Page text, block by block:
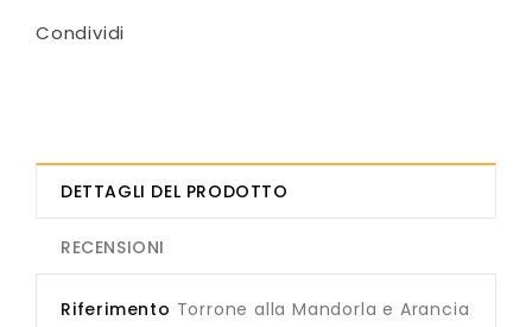
Condividi
DETTAGLI DEL PRODOTTO
RECENSIONI
Riferimento Torrone alla Mandorla e Arancia